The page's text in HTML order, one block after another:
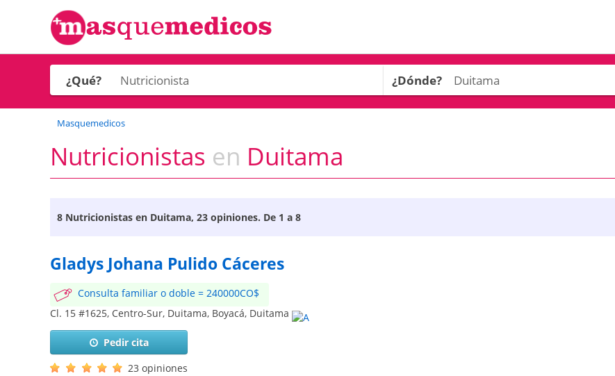
¿Qué? ¿Dónde?
Masquemedicos
Nutricionistas en Duitama
8 Nutricionistas en Duitama, 23 opiniones. De 1 a 8
Gladys Johana Pulido Cáceres
Consulta familiar o doble = 240000CO$
Cl. 15 #1625, Centro-Sur, Duitama, Boyacá, Duitama
Pedir cita
23 opiniones